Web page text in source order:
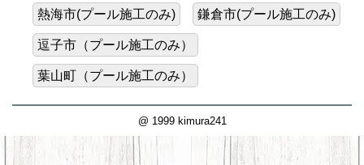
熱海市(プール施工のみ) 鎌倉市(プール施工のみ)
逗子市（プール施工のみ）
葉山町（プール施工のみ）
@ 1999 kimura241